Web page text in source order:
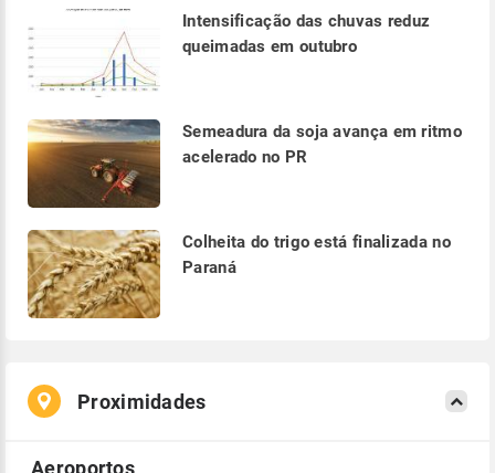
Intensificação das chuvas reduz
queimadas em outubro
Semeadura da soja avança em ritmo
acelerado no PR
Colheita do trigo está finalizada no
Paraná
Proximidades